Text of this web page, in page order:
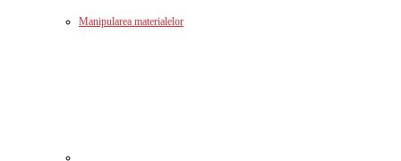
Manipularea materialelor